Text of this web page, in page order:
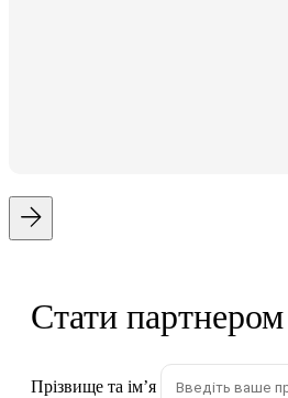
Стати партнером
Прізвище та імʼя